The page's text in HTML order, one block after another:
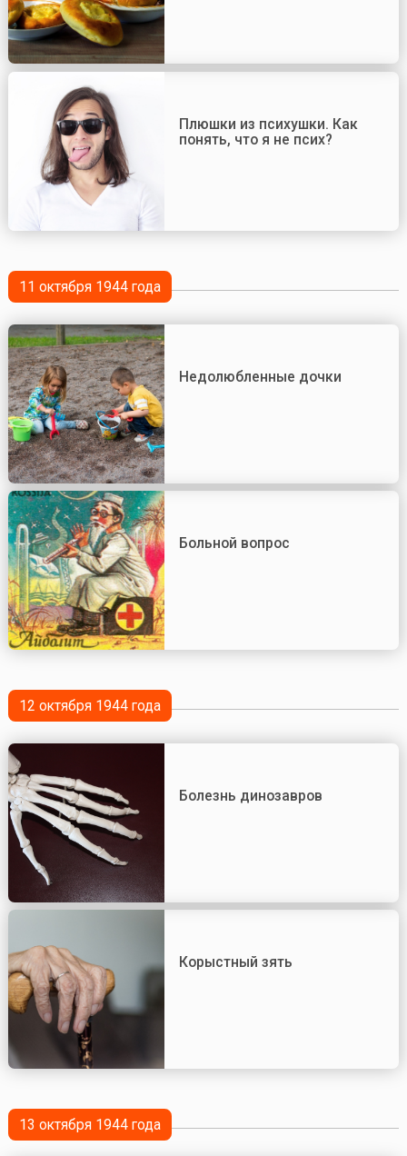
Плюшки из психушки. Как
понять, что я не псих?
11 октября 1944 года
Недолюбленные дочки
Больной вопрос
12 октября 1944 года
Болезнь динозавров
Корыстный зять
13 октября 1944 года